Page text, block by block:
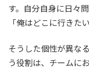
す。自分自身に日々
「俺はどこに行きた
そうした個性が異な
う役割は、チームに